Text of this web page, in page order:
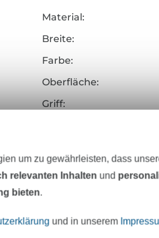
Material:
Breite:
Farbe:
Oberfläche:
Griff:
Merkmale:
Hersteller-Kontaktdaten
um zu gewährleisten, dass
relevanten Inhalten und
bieten.
und in unserem